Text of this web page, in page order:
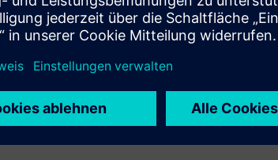
Integration des Siemens Xcelerator-Produkts und
eigenen Produkts